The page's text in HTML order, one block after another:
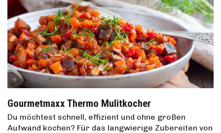
Gourmetmaxx Thermo Mulitkocher
Du möchtest schnell, effizient und ohne großen
Aufwand kochen? Für das langwierige Zubereiten von